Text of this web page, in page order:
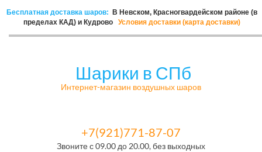
Бесплатная доставка шаров:
В Невском, Красногвардейском районе (в
пределах КАД) и Кудрово
Условия доставки (карта доставки)
Шарики в СПб
Интернет-магазин воздушных шаров
+7(921)771-87-07
Звоните с 09.00 до 20.00, без выходных